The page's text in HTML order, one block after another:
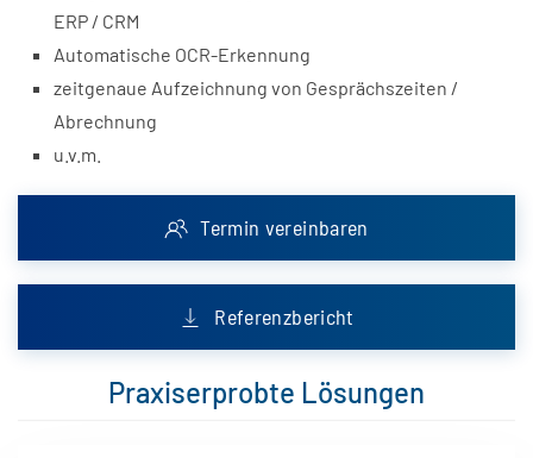
ERP / CRM
Automatische OCR-Erkennung
zeitgenaue Aufzeichnung von Gesprächszeiten /
Abrechnung
u.v.m.
Termin vereinbaren
Referenzbericht
Praxiserprobte Lösungen